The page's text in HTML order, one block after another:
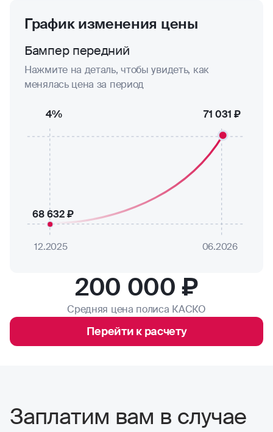
График изменения цены
Бампер передний
Нажмите на деталь, чтобы увидеть, как
менялась цена за период
12.2025 06.2026
68 632 ₽
71 031 ₽
4%
200 000 ₽
Средняя цена полиса КАСКО
Перейти к расчету
Заплатим вам в случае